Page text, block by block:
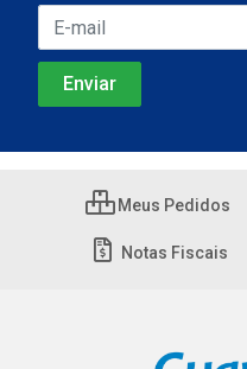
Meus Pedidos
Notas Fiscais